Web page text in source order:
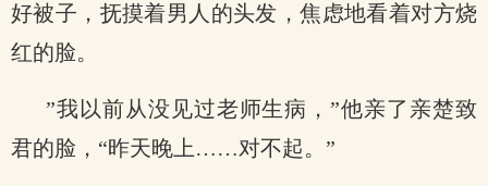
好被子，抚摸着男人的头发，焦虑地看着对方烧
红的脸。
”我以前从没见过老师生病，”他亲了亲楚致
君的脸，“昨天晚上……对不起。”